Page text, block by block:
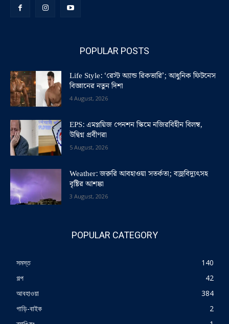
POPULAR POSTS
Life Style: ‘রেস্ট অ্যান্ড রিকভারি’; আধুনিক ফিটনেস
বিজ্ঞানের নতুন দিশা
4 August, 2026
EPS: এমপ্লয়িজ পেনশন স্কিমে নজিরবিহীন বিলম্ব,
উদ্বিগ্ন প্রবীণরা
5 August, 2026
Weather: জরুরি আবহাওয়া সতর্কতা; বজ্রবিদ্যুৎসহ
বৃষ্টির আশঙ্কা
3 August, 2026
POPULAR CATEGORY
সমস্ত
140
গল্প
42
আবহাওয়া
384
গাড়ি-বাইক
2